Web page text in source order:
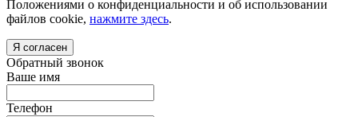
Положениями о конфиденциальности и об использовании
файлов cookie, нажмите здесь.
Я согласен
Обратный звонок
Ваше имя
Телефон